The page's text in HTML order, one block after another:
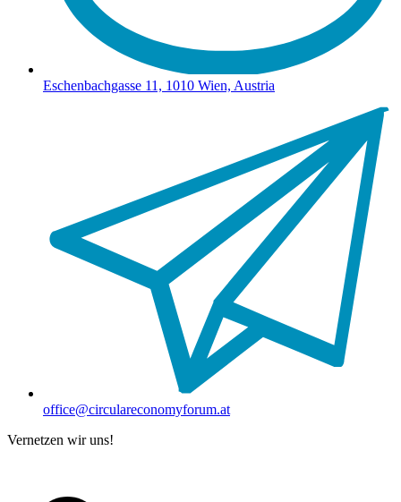
Eschenbachgasse 11, 1010 Wien, Austria
office@circulareconomyforum.at
Vernetzen wir uns!